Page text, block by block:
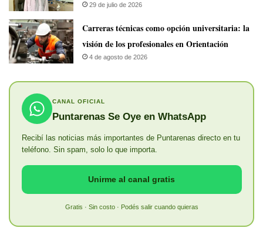
29 de julio de 2026
Carreras técnicas como opción universitaria: la
visión de los profesionales en Orientación
4 de agosto de 2026
CANAL OFICIAL
Puntarenas Se Oye en WhatsApp
Recibí las noticias más importantes de Puntarenas directo en tu
teléfono. Sin spam, solo lo que importa.
Unirme al canal gratis
Gratis · Sin costo · Podés salir cuando quieras